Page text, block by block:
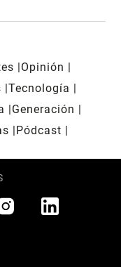
Opinión
Tecnología
Generación
Pódcast